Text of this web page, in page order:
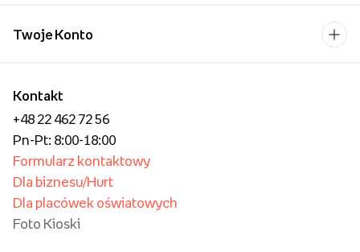
Kontakt
+48 22 462 72 56
Pn-Pt: 8:00-18:00
Formularz kontaktowy
Dla biznesu/Hurt
Dla placówek oświatowych
Foto Kioski
Twoje Konto